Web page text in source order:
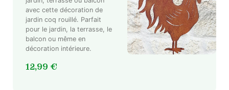
avec cette décoration de
jardin coq rouillé. Parfait
pour le jardin, la terrasse, le
balcon ou même en
décoration intérieure.
12,99 €